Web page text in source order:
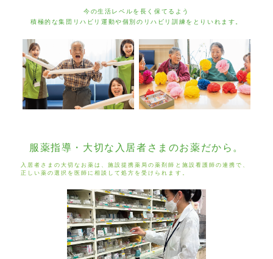
今の生活レベルを長く保てるよう
積極的な集団リハビリ運動や個別のリハビリ訓練をとりいれます。
服薬指導・大切な入居者さまのお薬だから。
入居者さまの大切なお薬は、施設提携薬局の薬剤師と施設看護師の連携で、
正しい薬の選択を医師に相談して処方を受けられます。